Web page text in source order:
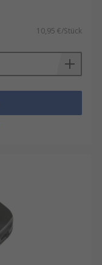
10,95 €/Stück